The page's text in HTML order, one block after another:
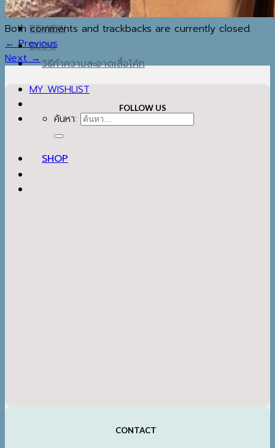
BLOG
วิธีทำความสะอาดเสื้อโค้ท
MY WISHLIST
SHOP
Both comments and trackbacks are currently closed.
←Previous
Next→
FOLLOW US
CONTACT